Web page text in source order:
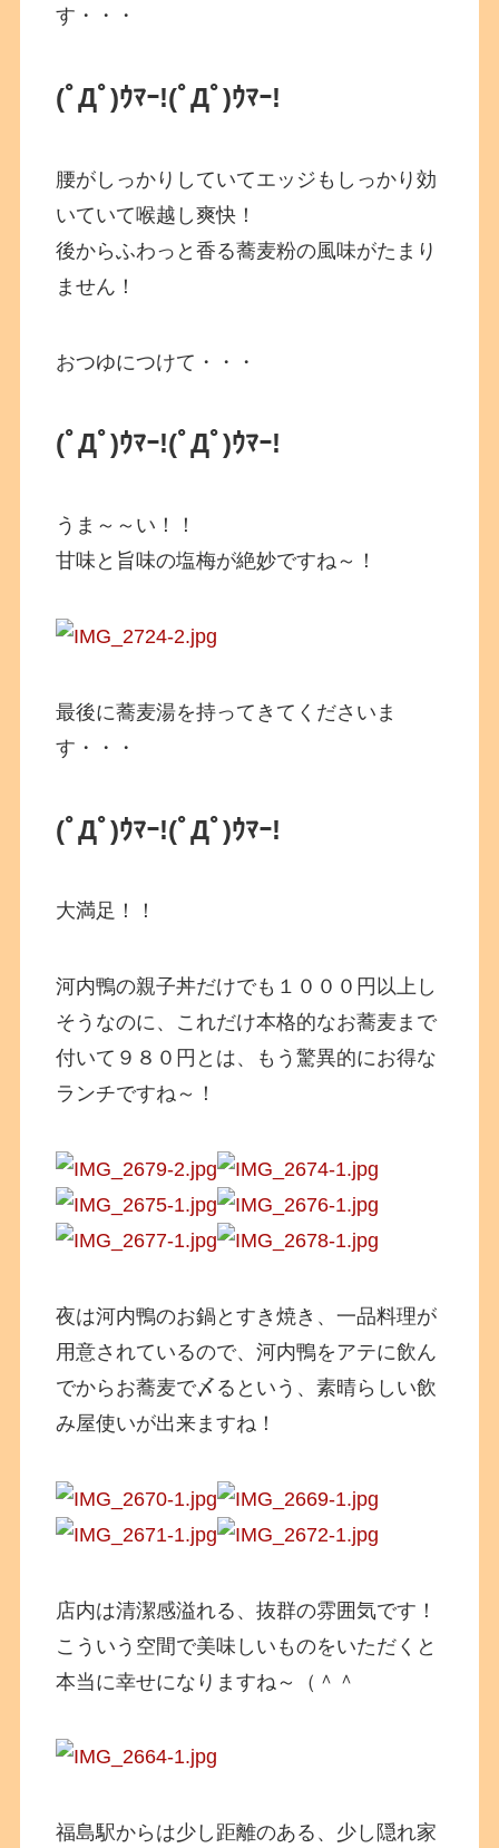
す・・・
(ﾟДﾟ)ｳﾏｰ!(ﾟДﾟ)ｳﾏｰ!
腰がしっかりしていてエッジもしっかり効
いていて喉越し爽快！
後からふわっと香る蕎麦粉の風味がたまり
ません！
おつゆにつけて・・・
(ﾟДﾟ)ｳﾏｰ!(ﾟДﾟ)ｳﾏｰ!
うま～～い！！
甘味と旨味の塩梅が絶妙ですね～！
最後に蕎麦湯を持ってきてくださいま
す・・・
(ﾟДﾟ)ｳﾏｰ!(ﾟДﾟ)ｳﾏｰ!
大満足！！
河内鴨の親子丼だけでも１０００円以上し
そうなのに、これだけ本格的なお蕎麦まで
付いて９８０円とは、もう驚異的にお得な
ランチですね～！
夜は河内鴨のお鍋とすき焼き、一品料理が
用意されているので、河内鴨をアテに飲ん
でからお蕎麦で〆るという、素晴らしい飲
み屋使いが出来ますね！
店内は清潔感溢れる、抜群の雰囲気です！
こういう空間で美味しいものをいただくと
本当に幸せになりますね～（＾＾
福島駅からは少し距離のある、少し隠れ家